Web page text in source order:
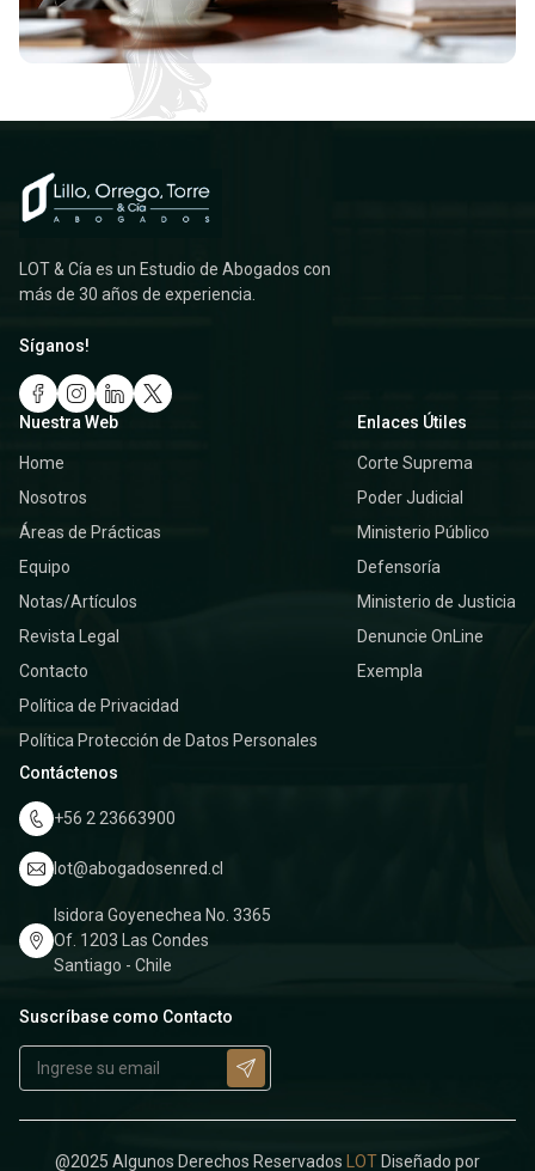
LOT & Cía es un Estudio de Abogados con
más de 30 años de experiencia.
Síganos!
Nuestra Web
Home
Nosotros
Áreas de Prácticas
Equipo
Notas/Artículos
Revista Legal
Contacto
Política de Privacidad
Política Protección de Datos Personales
Enlaces Útiles
Corte Suprema
Poder Judicial
Ministerio Público
Defensoría
Ministerio de Justicia
Denuncie OnLine
Exempla
Contáctenos
+56 2 23663900
lot@abogadosenred.cl
Isidora Goyenechea No. 3365
Of. 1203 Las Condes
Santiago - Chile
Suscríbase como Contacto
@2025 Algunos Derechos Reservados LOT Diseñado por